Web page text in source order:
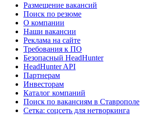
Размещение вакансий
Поиск по резюме
О компании
Наши вакансии
Реклама на сайте
Требования к ПО
Безопасный HeadHunter
HeadHunter API
Партнерам
Инвесторам
Каталог компаний
Поиск по вакансиям в Ставрополе
Сетка: соцсеть для нетворкинга